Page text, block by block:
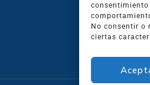
No consentir o
ciertas